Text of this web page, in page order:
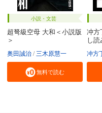
小説・文芸
超弩級空母 大和＜小説版
＞
奥田誠治 三木原慧一
無料で読む
冲方
し
冲方